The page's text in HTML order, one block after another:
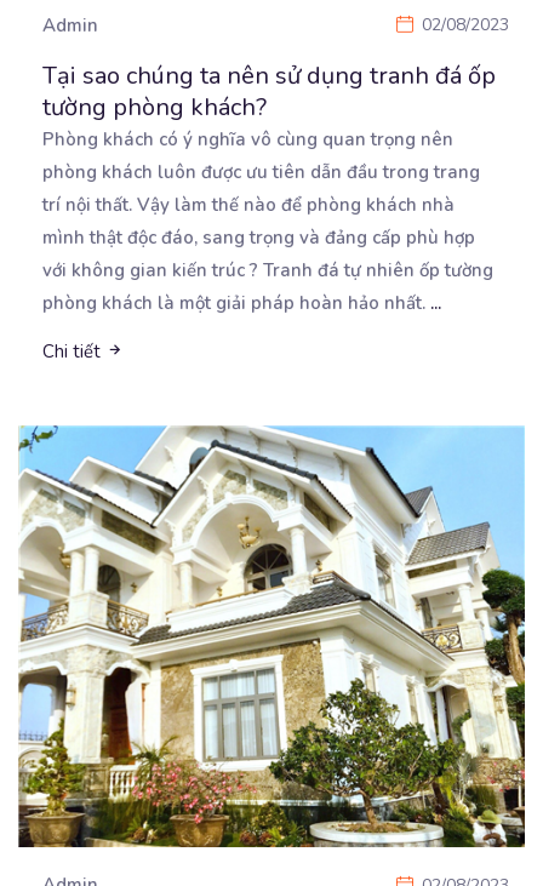
Admin 02/08/2023
Tại sao chúng ta nên sử dụng tranh đá ốp
tường phòng khách?
Phòng khách có ý nghĩa vô cùng quan trọng nên
phòng khách luôn được ưu tiên dẫn đầu trong trang
trí nội thất. Vậy làm thế nào để phòng khách nhà
mình thật độc đáo, sang trọng và đảng cấp phù hợp
với không gian kiến trúc ? Tranh đá tự nhiên ốp tường
phòng khách là một giải pháp hoàn hảo nhất. ...
Chi tiết